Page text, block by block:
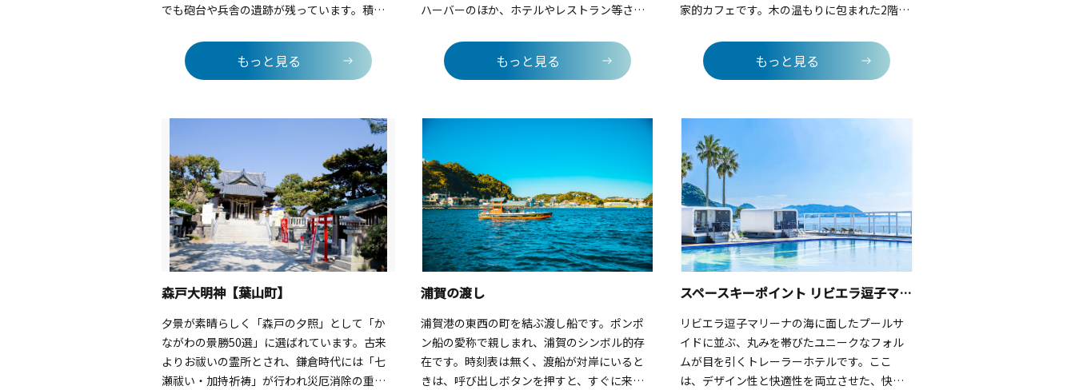
でも砲台や兵舎の遺跡が残っています。積み
苔むした様子は、思わず息をのむほど幻想
的！より深く＆効率的に散策したい方は、熟
ます。散策の小休憩は、島内唯一のテイクア
ウトレストラン「Oceans Kitchen」で。横須
賀海軍カレーやヨコスカブルー（サイダー）
など、地元の食材を使った軽食やドリンクを
いただけます。機材をレンタルすれば、開放
的なビーチでBBQも可能です。釣りや磯遊び
も楽しめるので、家族や友人と何度訪れても
楽しめます。※猿島公園内にはBBQコンロ・
ん。 島内のレンタルショップをご利用くだ
さい。
もっと見る
ハーバーのほか、ホテルやレストラン等さま
ブでセレブに絶大な人気を誇る日本初上陸レ
ストラン「マリブファーム 逗子マリーナ」
テAO 逗子マリーナ」は絶景レストランとして
のにピッタリ。海の向こうの富士山や江の
島、刻々と変化する幻想的なサンセットを堪
能でき、記念日におすすめ。また、「リビエ
ラ逗子マリーナ」には、タイプの異なる２つ
のホテルがあります。50㎡以上の全室から富
士山を望む全国でも貴重なマリーナビューを
ラグジュアリーホテル。『何もしない贅沢な
時間』を過ごせます。日本初の近未来デザイ
ンのトレーラーホテル「スペースキーポイン
ト」は、全面ガラス窓の客室内から刻々と変
化する幻想的なサンセットなど時間の移ろい
もっと見る
家的カフェです。木の温もりに包まれた2階席
れる特等席。口コミでも評判の「バナナミル
クシェイク」の濃厚な甘さや、卵の風味が広
れます。季節のシロップを使った爽やかなソ
ーダで喉を潤すのも、海辺のカフェならでは
の楽しみです。お気に入りのドリンクとスイ
ーツを片手に、ただぼんやりと海を眺める。
そんな贅沢でスローな時間が、ここには流れ
ています。
もっと見る
森戸大明神【葉山町】
夕景が素晴らしく「森戸の夕照」として「か
ながわの景勝50選」に選ばれています。古来
よりお祓いの霊所とされ、鎌倉時代には「七
瀬祓い・加持祈祷」が行われ災厄消除の重要
浦賀の渡し
浦賀港の東西の町を結ぶ渡し船です。ポンポ
ン船の愛称で親しまれ、浦賀のシンボル的存
在です。時刻表は無く、渡船が対岸にいると
きは、呼び出しボタンを押すと、すぐに来て
スペースキーポイント リビエラ逗子マリーナ
リビエラ逗子マリーナの海に面したプールサ
イドに並ぶ、丸みを帯びたユニークなフォル
ムが目を引くトレーラーホテルです。ここ
は、デザイン性と快適性を両立させた、快適